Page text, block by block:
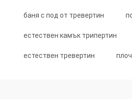
баня с под от тревертин
естествен камък трипертин
естествен тревертин